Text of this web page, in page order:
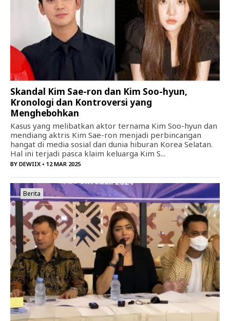
Skandal Kim Sae-ron dan Kim Soo-hyun,
Kronologi dan Kontroversi yang
Menghebohkan
Kasus yang melibatkan aktor ternama Kim Soo-hyun dan
mendiang aktris Kim Sae-ron menjadi perbincangan
hangat di media sosial dan dunia hiburan Korea Selatan.
Hal ini terjadi pasca klaim keluarga Kim S...
BY DEWIIX • 12 MAR 2025
Berita